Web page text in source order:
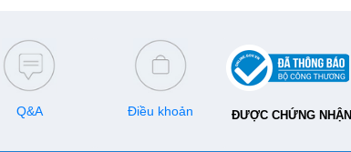
Q&A Điều khoản ĐƯỢC CHỨNG NHẬN